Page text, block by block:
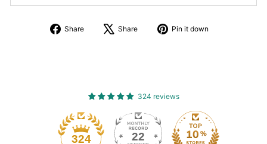
Share
Share
Share
Tweet
about
Pin it down
324 reviews
324 22